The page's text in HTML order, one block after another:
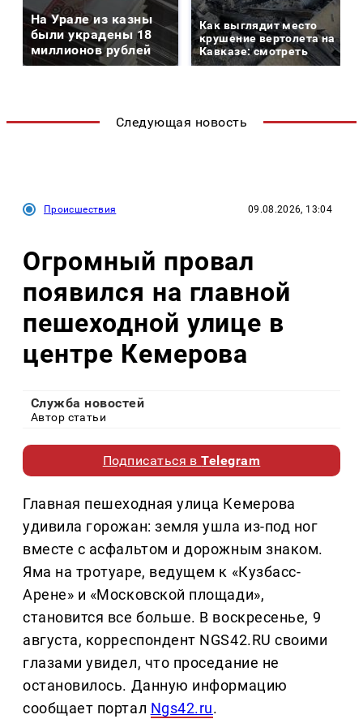
На Урале из казны
были украдены 18
миллионов рублей
Как выглядит место
крушение вертолета на
Кавказе: смотреть
Следующая новость
Происшествия 09.08.2026, 13:04
Огромный провал
появился на главной
пешеходной улице в
центре Кемерова
Служба новостей
Автор статьи
Подписаться вTelegram
Главная пешеходная улица Кемерова
удивила горожан: земля ушла из-под ног
вместе с асфальтом и дорожным знаком.
Яма на тротуаре, ведущем к «Кузбасс-
Арене» и «Московской площади»,
становится все больше. В воскресенье, 9
августа, корреспондент NGS42.RU своими
глазами увидел, что проседание не
остановилось. Данную информацию
сообщает портал Ngs42.ru.